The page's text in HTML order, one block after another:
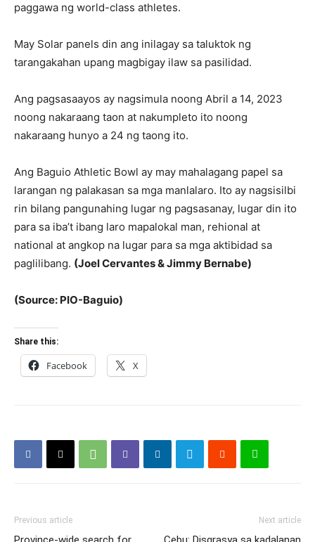
paggawa ng world-class athletes.
May Solar panels din ang inilagay sa taluktok ng
tarangakahan upang magbigay ilaw sa pasilidad.
Ang pagsasaayos ay nagsimula noong Abril a 14, 2023
noong nakaraang taon at nakumpleto ito noong
nakaraang hunyo a 24 ng taong ito.
Ang Baguio Athletic Bowl ay may mahalagang papel sa
larangan ng palakasan sa mga manlalaro. Ito ay nagsisilbi
rin bilang pangunahing lugar ng pagsasanay, lugar din ito
para sa iba’t ibang laro mapalokal man, rehional at
national at angkop na lugar para sa mga aktibidad sa
paglilibang. (Joel Cervantes & Jimmy Bernabe)
(Source: PIO-Baguio)
Share this:
Facebook X
Previous article Next article